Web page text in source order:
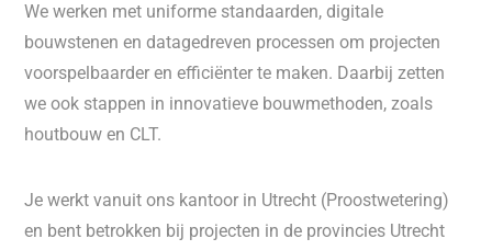
We werken met uniforme standaarden, digitale
bouwstenen en datagedreven processen om projecten
voorspelbaarder en efficiënter te maken. Daarbij zetten
we ook stappen in innovatieve bouwmethoden, zoals
houtbouw en CLT.
Je werkt vanuit ons kantoor in Utrecht (Proostwetering)
en bent betrokken bij projecten in de provincies Utrecht